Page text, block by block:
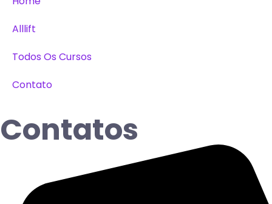
Alllift
Todos Os Cursos
Contato
Contatos